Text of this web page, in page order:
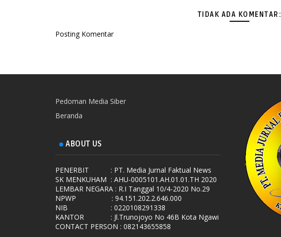
TIDAK ADA KOMENTAR:
Posting Komentar
Pedoman Media Siber
Beranda
ABOUT US
PENERBIT
: PT. Media Jurnal Faktual News
SK MENKUHAM : AHU-0005101.AH.01.01.TH 2020
LEMBAR NEGARA : R.I Tanggal 10/4-2020 No.29
NPWP
: 94.151.202.2.646.000
NIB
: 0220108291338
KANTOR
: Jl.Trunojoyo No 46B Kota Ngawi
CONTACT PERSON : 082143655858